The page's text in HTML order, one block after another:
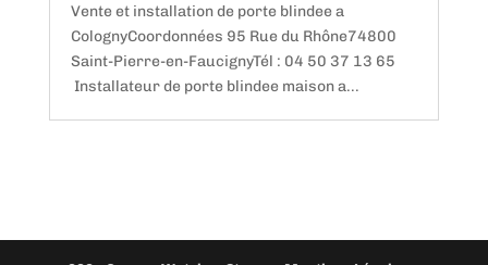
Vente et installation de porte blindee a
ColognyCoordonnées 95 Rue du Rhône74800
Saint-Pierre-en-FaucignyTél : 04 50 37 13 65
Installateur de porte blindee maison a...